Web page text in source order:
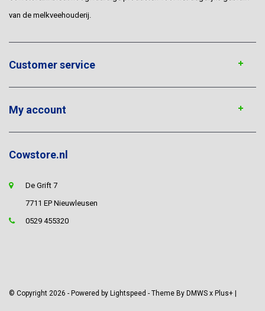
van de melkveehouderij.
Customer service
My account
Cowstore.nl
De Grift 7
7711 EP Nieuwleusen
0529 455320
© Copyright 2026 - Powered by Lightspeed - Theme By DMWS x Plus+